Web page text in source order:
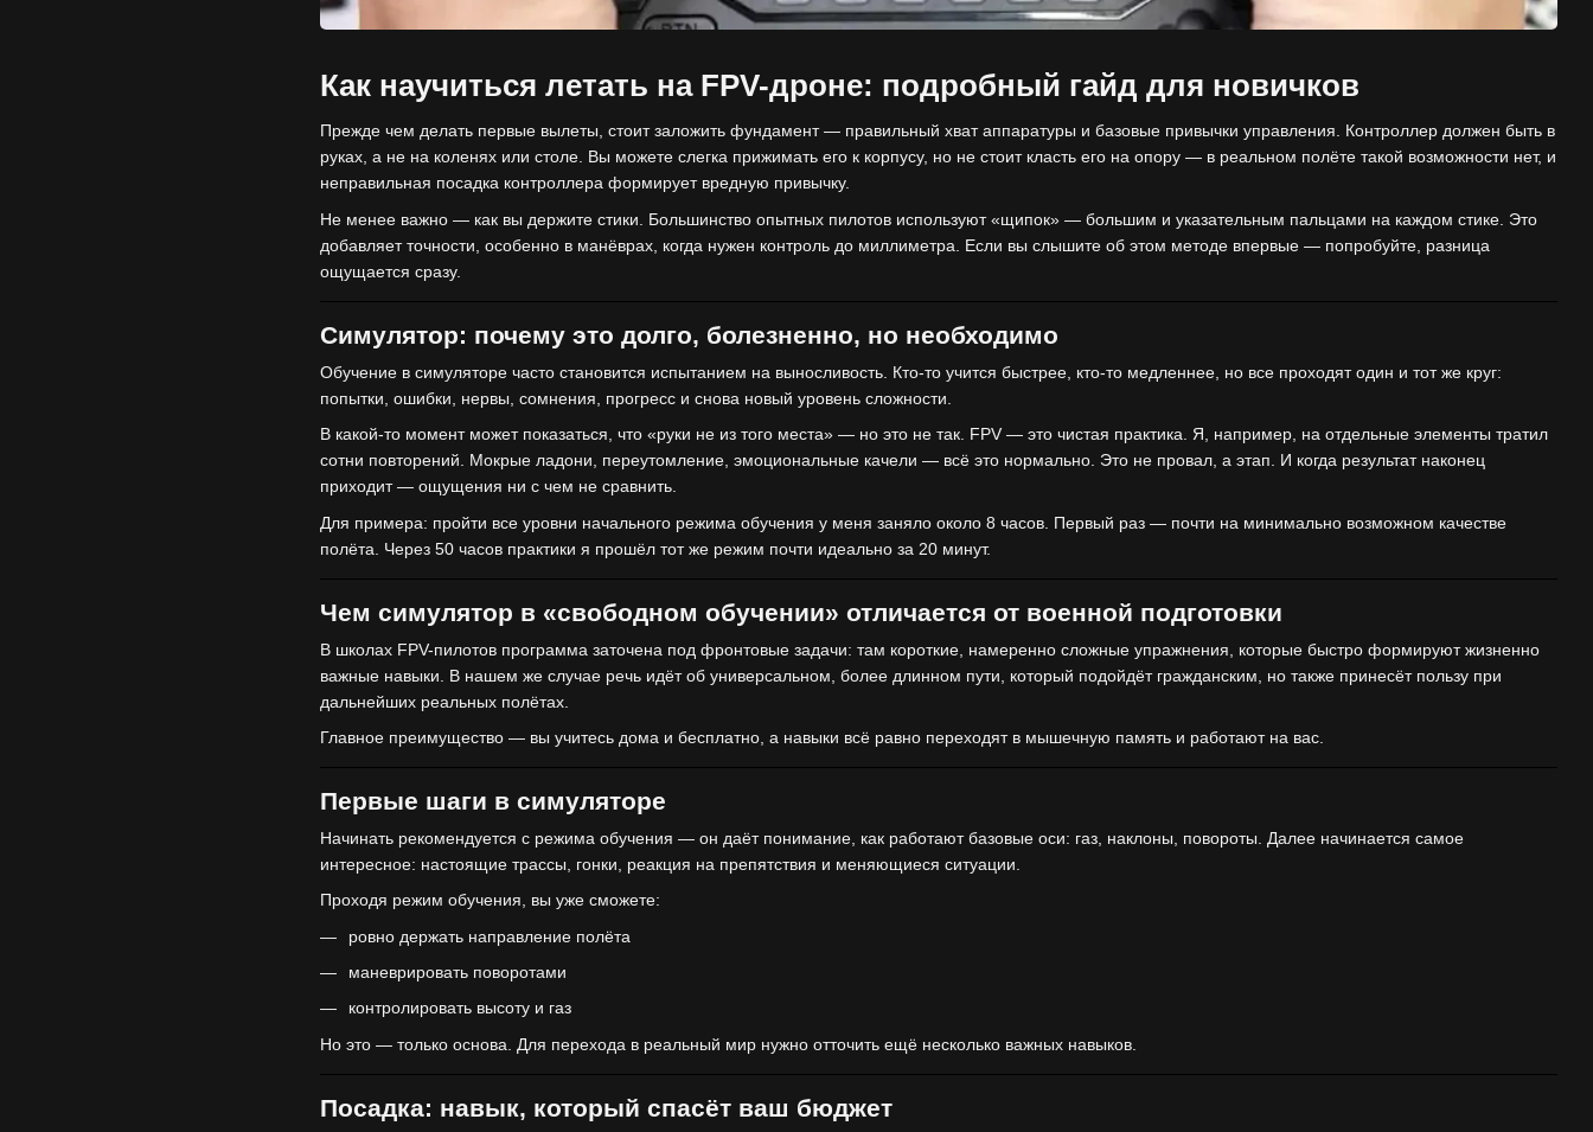
Как научиться летать на FPV-дроне: подробный гайд для новичков
Прежде чем делать первые вылеты, стоит заложить фундамент — правильный хват аппаратуры и базовые привычки управления. Контроллер должен быть в
руках, а не на коленях или столе. Вы можете слегка прижимать его к корпусу, но не стоит класть его на опору — в реальном полёте такой возможности нет, и
неправильная посадка контроллера формирует вредную привычку.
Не менее важно — как вы держите стики. Большинство опытных пилотов используют «щипок» — большим и указательным пальцами на каждом стике. Это
добавляет точности, особенно в манёврах, когда нужен контроль до миллиметра. Если вы слышите об этом методе впервые — попробуйте, разница
ощущается сразу.
Симулятор: почему это долго, болезненно, но необходимо
Обучение в симуляторе часто становится испытанием на выносливость. Кто-то учится быстрее, кто-то медленнее, но все проходят один и тот же круг:
попытки, ошибки, нервы, сомнения, прогресс и снова новый уровень сложности.
В какой-то момент может показаться, что «руки не из того места» — но это не так. FPV — это чистая практика. Я, например, на отдельные элементы тратил
сотни повторений. Мокрые ладони, переутомление, эмоциональные качели — всё это нормально. Это не провал, а этап. И когда результат наконец
приходит — ощущения ни с чем не сравнить.
Для примера: пройти все уровни начального режима обучения у меня заняло около 8 часов. Первый раз — почти на минимально возможном качестве
полёта. Через 50 часов практики я прошёл тот же режим почти идеально за 20 минут.
Чем симулятор в «свободном обучении» отличается от военной подготовки
В школах FPV-пилотов программа заточена под фронтовые задачи: там короткие, намеренно сложные упражнения, которые быстро формируют жизненно
важные навыки. В нашем же случае речь идёт об универсальном, более длинном пути, который подойдёт гражданским, но также принесёт пользу при
дальнейших реальных полётах.
Главное преимущество — вы учитесь дома и бесплатно, а навыки всё равно переходят в мышечную память и работают на вас.
Первые шаги в симуляторе
Начинать рекомендуется с режима обучения — он даёт понимание, как работают базовые оси: газ, наклоны, повороты. Далее начинается самое
интересное: настоящие трассы, гонки, реакция на препятствия и меняющиеся ситуации.
Проходя режим обучения, вы уже сможете:
ровно держать направление полёта
маневрировать поворотами
контролировать высоту и газ
Но это — только основа. Для перехода в реальный мир нужно отточить ещё несколько важных навыков.
Посадка: навык, который спасёт ваш бюджет